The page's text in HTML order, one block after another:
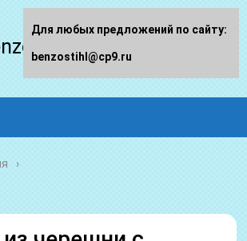
Для любых предложений по сайту:
benzostihl@cp9.ru